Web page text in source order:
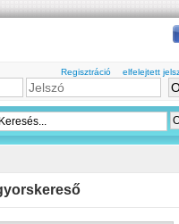
Regisztráció elfelejtett